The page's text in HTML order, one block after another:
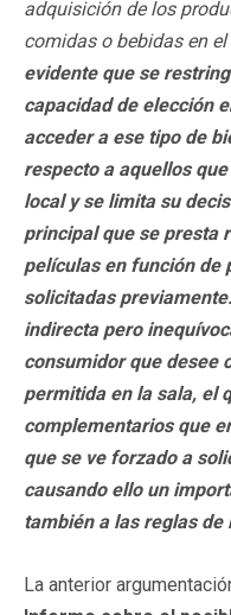
adquisición de los
comidas o bebidas en
evidente que se
capacidad de elección
acceder a ese tipo de
respecto a aquellos
local y se limita su
principal que se presta
películas en función de
solicitadas
indirecta pero
consumidor que desee
permitida en la sala, el
complementarios que
que se ve forzado a
causando ello un
también a las reglas
La anterior